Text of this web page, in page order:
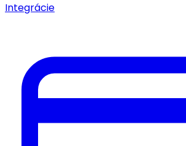
Integrácie